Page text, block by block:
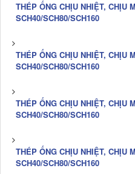
THÉP ỐNG CHỊU NHIỆT, CHỊU
SCH40/SCH80/SCH160
THÉP ỐNG CHỊU NHIỆT, CHỊU
SCH40/SCH80/SCH160
THÉP ỐNG CHỊU NHIỆT, CHỊU
SCH40/SCH80/SCH160
THÉP ỐNG CHỊU NHIỆT, CHỊU
SCH40/SCH80/SCH160